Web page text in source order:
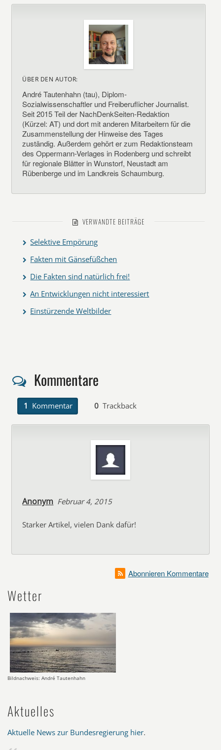
ÜBER DEN AUTOR:
André Tautenhahn (tau), Diplom-
Sozialwissenschaftler und Freiberuflicher Journalist.
Seit 2015 Teil der NachDenkSeiten-Redaktion
(Kürzel: AT) und dort mit anderen Mitarbeitern für die
Zusammenstellung der Hinweise des Tages
zuständig. Außerdem gehört er zum Redaktionsteam
des Oppermann-Verlages in Rodenberg und schreibt
für regionale Blätter in Wunstorf, Neustadt am
Rübenberge und im Landkreis Schaumburg.
VERWANDTE BEITRÄGE
Selektive Empörung
Fakten mit Gänsefüßchen
Die Fakten sind natürlich frei!
An Entwicklungen nicht interessiert
Einstürzende Weltbilder
Kommentare
1 Kommentar 0 Trackback
Anonym Februar 4, 2015
Starker Artikel, vielen Dank dafür!
Abonnieren Kommentare
Wetter
Bildnachweis: André Tautenhahn
Aktuelles
Aktuelle News zur Bundesregierung hier.